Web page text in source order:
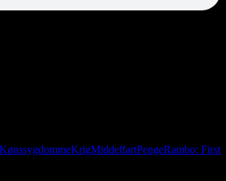
KønssygdommeKrigMiddelfartPengeRambo: First